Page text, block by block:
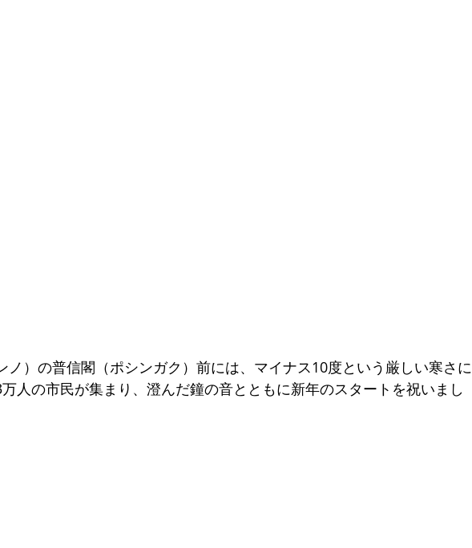
ノ）の普信閣（ポシンガク）前には、マイナス10度という厳しい寒さに
人の市民が集まり、澄んだ鐘の音とともに新年のスタートを祝いまし